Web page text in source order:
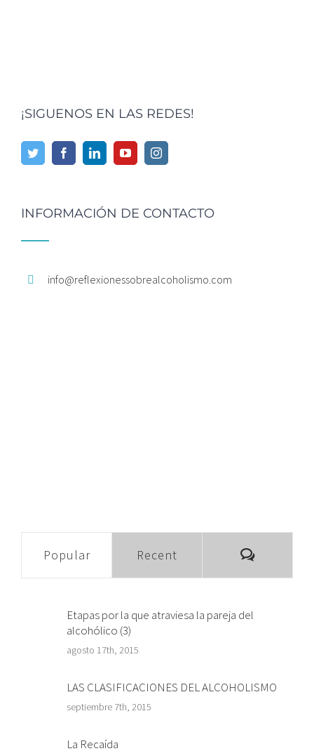
¡SIGUENOS EN LAS REDES!
INFORMACIÓN DE CONTACTO
info@reflexionessobrealcoholismo.com
Popular Recent
Etapas por la que atraviesa la pareja del
alcohólico (3)
agosto 17th, 2015
LAS CLASIFICACIONES DEL ALCOHOLISMO
septiembre 7th, 2015
La Recaída